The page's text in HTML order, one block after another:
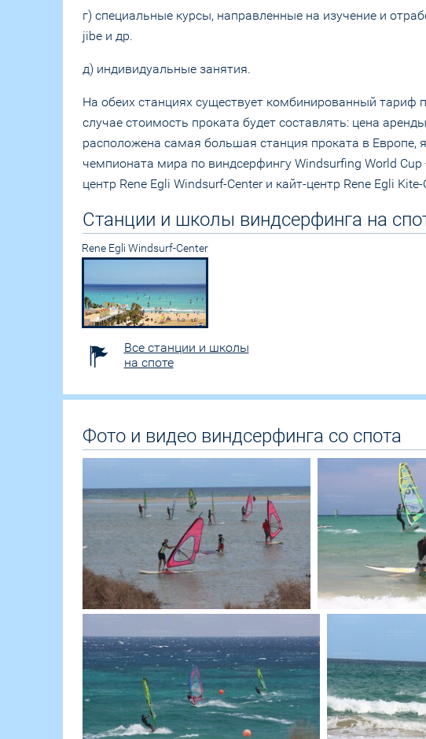
г) специальные курсы, направленные на изучение и
jibe и др.
д) индивидуальные занятия.
На обеих станциях существует комбинированный
случае стоимость проката будет составлять: цена
расположена самая большая станция проката в Европе,
чемпионата мира по виндсерфингу Windsurfing World
центр Rene Egli Windsurf-Center и кайт-центр Rene Egli Kite-
Станции и школы виндсерфинга на
Rene Egli Windsurf-Center
Все станции и школы
на споте
Фото и видео виндсерфинга со спота